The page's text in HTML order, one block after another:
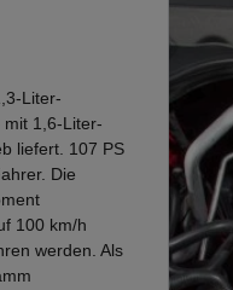
Liter-
mit 1,6-Liter-
liefert. 107 PS
Die
100 km/h
werden. Als